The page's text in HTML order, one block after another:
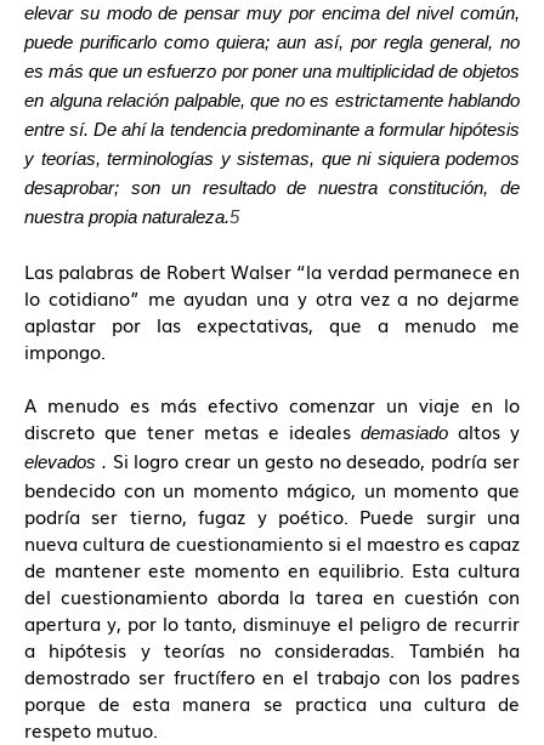
elevar su modo de pensar muy por encima del nivel común,
puede purificarlo como quiera; aun así, por regla general, no
es más que un esfuerzo por poner una multiplicidad de objetos
en alguna relación palpable, que no es estrictamente hablando
entre sí. De ahí la tendencia predominante a formular hipótesis
y teorías, terminologías y sistemas, que ni siquiera podemos
desaprobar; son un resultado de nuestra constitución, de
nuestra propia naturaleza.5
Las palabras de Robert Walser “la verdad permanece en
lo cotidiano” me ayudan una y otra vez a no dejarme
aplastar por las expectativas, que a menudo me
impongo.
A menudo es más efectivo comenzar un viaje en lo
discreto que tener metas e ideales demasiado altos y
elevados . Si logro crear un gesto no deseado, podría ser
bendecido con un momento mágico, un momento que
podría ser tierno, fugaz y poético. Puede surgir una
nueva cultura de cuestionamiento si el maestro es capaz
de mantener este momento en equilibrio. Esta cultura
del cuestionamiento aborda la tarea en cuestión con
apertura y, por lo tanto, disminuye el peligro de recurrir
a hipótesis y teorías no consideradas. También ha
demostrado ser fructífero en el trabajo con los padres
porque de esta manera se practica una cultura de
respeto mutuo.